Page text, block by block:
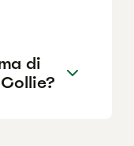
di